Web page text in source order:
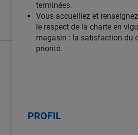
terminées.
Vous accueillez et
le respect de la charte en
magasin : la satisfaction du
priorité.
PROFIL